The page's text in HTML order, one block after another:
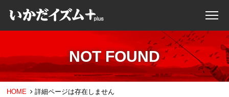
NOT FOUND
HOME 詳細ページは存在しません